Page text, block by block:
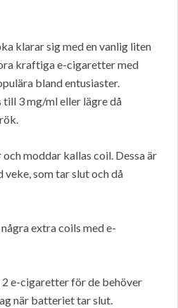
klarar sig med en vanlig liten
kraftiga e-cigaretter med
bland entusiaster.
3 mg/ml eller lägre då
moddar kallas coil. Dessa är
veke, som tar slut och då
extra coils med e-
e-cigaretter för de behöver
när batteriet tar slut.